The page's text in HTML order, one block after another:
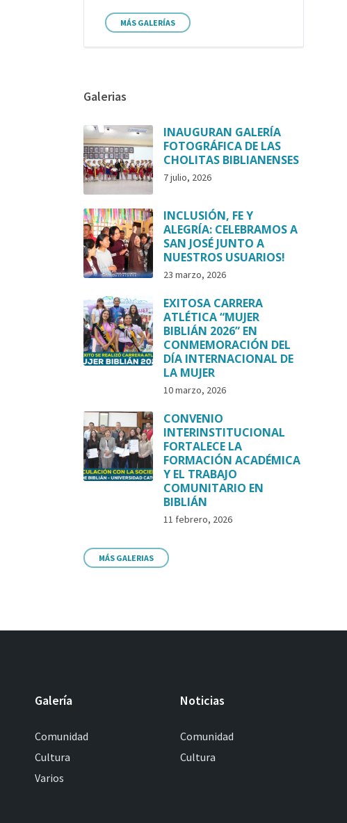
MÁS GALERÍAS
Galerias
INAUGURAN GALERÍA
FOTOGRÁFICA DE LAS
CHOLITAS BIBLIANENSES
7 julio, 2026
INCLUSIÓN, FE Y
ALEGRÍA: CELEBRAMOS A
SAN JOSÉ JUNTO A
NUESTROS USUARIOS!
23 marzo, 2026
EXITOSA CARRERA
ATLÉTICA “MUJER
BIBLIÁN 2026” EN
CONMEMORACIÓN DEL
DÍA INTERNACIONAL DE
LA MUJER
10 marzo, 2026
CONVENIO
INTERINSTITUCIONAL
FORTALECE LA
FORMACIÓN ACADÉMICA
Y EL TRABAJO
COMUNITARIO EN
BIBLIÁN
11 febrero, 2026
MÁS GALERIAS
Galería
Comunidad
Cultura
Varios
Noticias
Comunidad
Cultura